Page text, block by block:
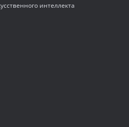
интеллекта